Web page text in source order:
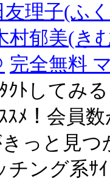
友理子(ふ
村郁美(き
完全無料
ｸﾄしてみ
ｽﾒ！会員
っと見つ
ング系ｻｲ